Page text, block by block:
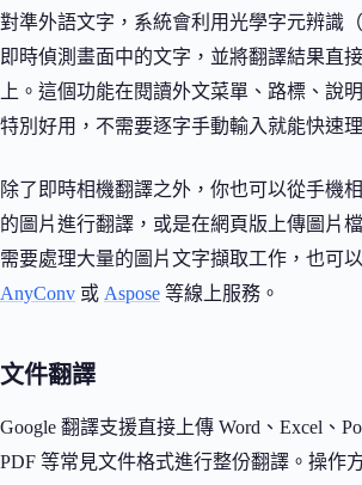
對準外語文字，系統會利用光學字元辨識
即時偵測畫面中的文字，並將翻譯結果直
上。這個功能在閱讀外文菜單、路標、說
特別好用，不需要逐字手動輸入就能快速
除了即時相機翻譯之外，你也可以從手機
的圖片進行翻譯，或是在網頁版上傳圖片
需要處理大量的圖片文字擷取工作，也可
AnyConv 或 Aspose 等線上服務。
文件翻譯
Google 翻譯支援直接上傳 Word、Excel、
PDF 等常見文件格式進行整份翻譯。操作